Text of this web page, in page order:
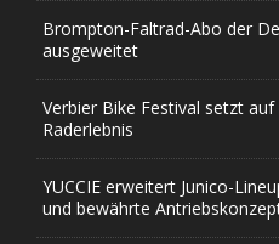
Brompton-Faltrad-Abo der
ausgeweitet
Verbier Bike Festival setzt
Raderlebnis
YUCCIE erweitert Junico-
und bewährte